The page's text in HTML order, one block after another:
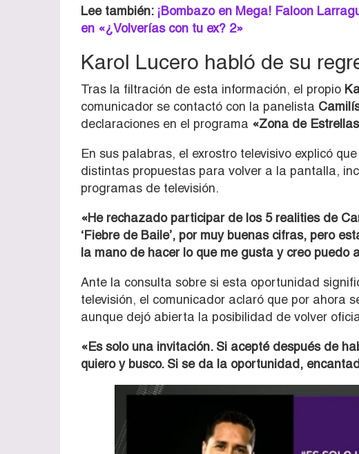
Lee también: ¡Bombazo en Mega! Faloon
en «¿Volverías con tu ex? 2»
Karol Lucero habló de su
Tras la filtración de esta información, el propio
comunicador se contactó con la panelista
declaraciones en el programa «Zona de
En sus palabras, el exrostro televisivo explicó
distintas propuestas para volver a la pantalla,
programas de televisión.
«He rechazado participar de los 5 realities de
‘Fiebre de Baile’, por muy buenas cifras, pero
la mano de hacer lo que me gusta y creo puedo
Ante la consulta sobre si esta oportunidad
televisión, el comunicador aclaró que por ahora
aunque dejó abierta la posibilidad de volver
«Es solo una invitación. Si acepté después de
quiero y busco. Si se da la oportunidad,